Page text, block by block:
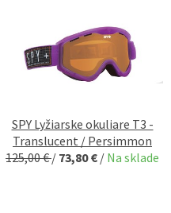
SPY Lyžiarske okuliare T3 -
Translucent / Persimmon
125,00 €/ 73,80 € / Na sklade